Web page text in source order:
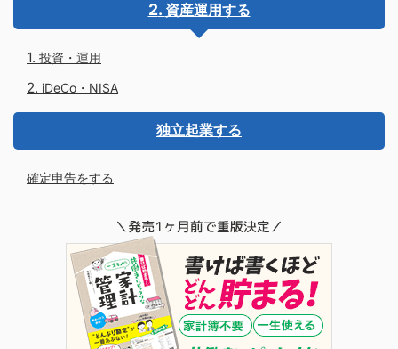
資産運用する
投資・運用
iDeCo・NISA
独立起業する
確定申告をする